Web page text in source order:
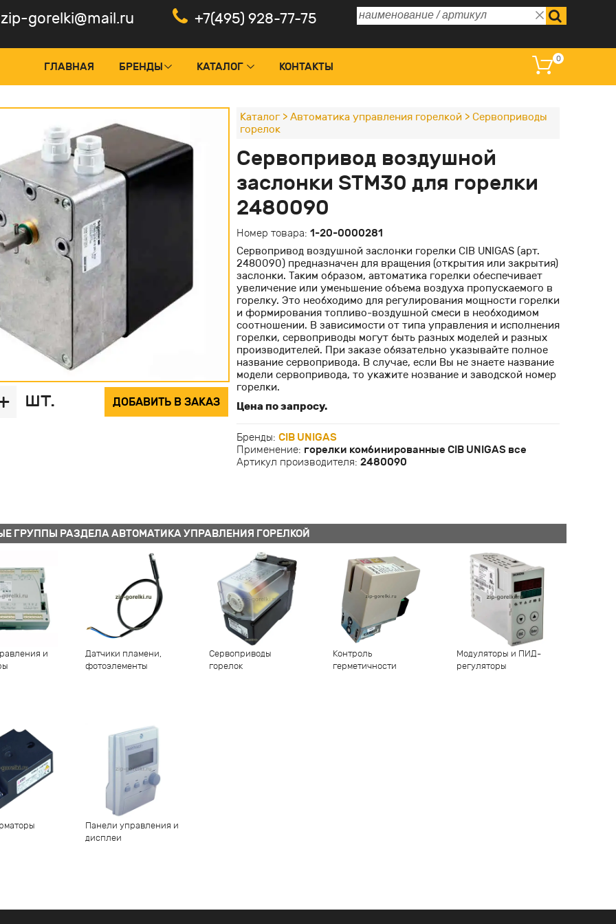
zip-gorelki@mail.ru +7(495) 928-77-75
ГЛАВНАЯ БРЕНДЫ КАТАЛОГ
управления и менеджеры
пламени, фотоэлементы
горелок
герметичности
и ПИД-регуляторы
поджига
управления горелкой
Панели управления и дисплеи
Электромагнитные катушки
Частотные преобразователи
Электроклапаны регулирующие
КОНТАКТЫ
0
шт. ДОБАВИТЬ В ЗАКАЗ
Каталог> Автоматика управления горелкой > Сервоприводы
горелок
Сервопривод воздушной
заслонки STM30 для горелки
2480090
Номер товара: 1-20-0000281
Сервопривод воздушной заслонки горелки CIB UNIGAS (арт.
2480090) предназначен для вращения (открытия или закрытия)
заслонки. Таким образом, автоматика горелки обеспечивает
увеличение или уменьшение объема воздуха пропускаемого в
горелку. Это необходимо для регулирования мощности горелки
и формирования топливо-воздушной смеси в необходимом
соотношении. В зависимости от типа управления и исполнения
горелки, сервоприводы могут быть разных моделей и разных
производителей. При заказе обязательно указывайте полное
название сервопривода. В случае, если Вы не знаете название
модели сервопривода, то укажите нозвание и заводской номер
горелки.
Цена по запросу.
Бренды: CIB UNIGAS
Применение: горелки комбинированные CIB UNIGAS все
Артикул производителя: 2480090
ГРУППЫ РАЗДЕЛА АВТОМАТИКА УПРАВЛЕНИЯ ГОРЕЛКОЙ
и
Датчики пламени,
фотоэлементы
Сервоприводы
горелок
Контроль
герметичности
Модуляторы и ПИД-
регуляторы
Панели управления и
дисплеи